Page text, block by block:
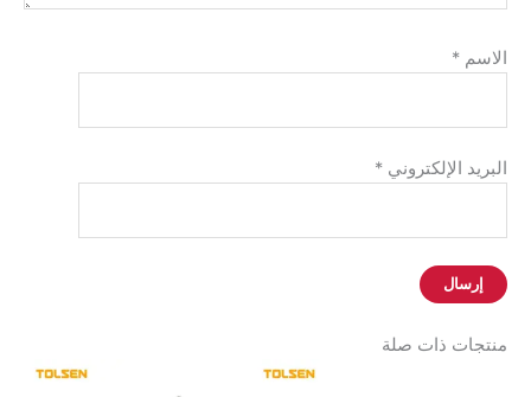
الاسم *
البريد الإلكتروني *
منتجات ذات صلة